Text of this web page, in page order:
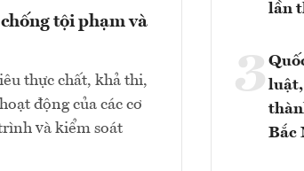
tội phạm và
thực chất, khả thi,
động của các cơ
và kiểm soát
lần
3 luật,
Bắc